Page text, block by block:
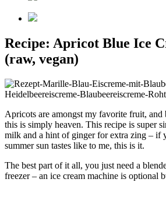
Recipe: Apricot Blue Ice
(raw, vegan)
Apricots are amongst my favorite fruit, and
this is simply heaven. This recipe is super
milk and a hint of ginger for extra zing – if
summer sun tastes like to me, this is it.
The best part of it all, you just need a
freezer – an ice cream machine is optional